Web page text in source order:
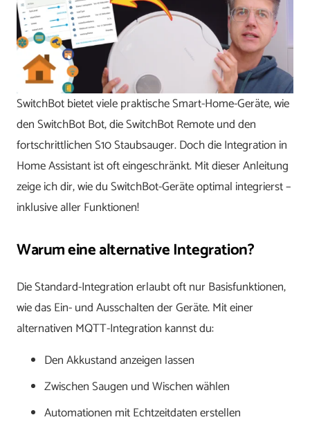
SwitchBot bietet viele praktische Smart-Home-Geräte, wie
den SwitchBot Bot, die SwitchBot Remote und den
fortschrittlichen S10 Staubsauger. Doch die Integration in
Home Assistant ist oft eingeschränkt. Mit dieser Anleitung
zeige ich dir, wie du SwitchBot-Geräte optimal integrierst –
inklusive aller Funktionen!
Warum eine alternative Integration?
Die Standard-Integration erlaubt oft nur Basisfunktionen,
wie das Ein- und Ausschalten der Geräte. Mit einer
alternativen MQTT-Integration kannst du:
Den Akkustand anzeigen lassen
Zwischen Saugen und Wischen wählen
Automationen mit Echtzeitdaten erstellen